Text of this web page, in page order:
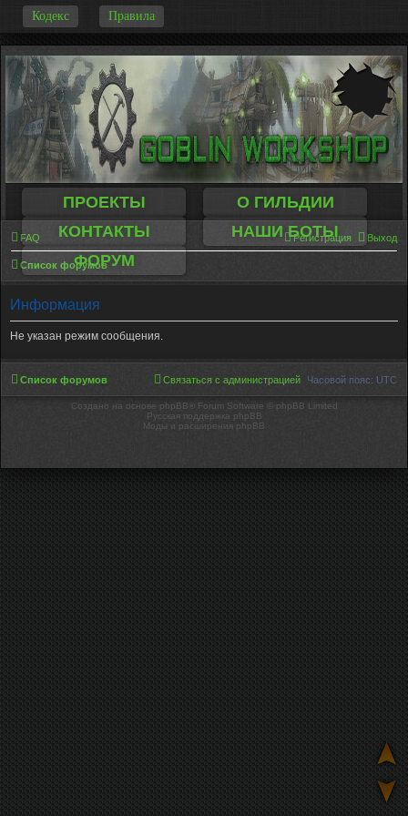
Кодекс Правила
ПРОЕКТЫ
О ГИЛЬДИИ
КОНТАКТЫ
НАШИ БОТЫ
ФОРУМ
FAQ Выход
Регистрация
Список форумов
Информация
Не указан режим сообщения.
Список форумов Часовой пояс: UTC
Связаться с администрацией
Создано на основе phpBB® Forum Software © phpBB Limited
Русская поддержка phpBB
Моды и расширения phpBB